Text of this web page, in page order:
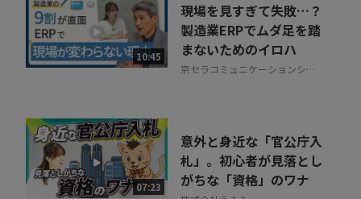
10:45
現場を見すぎて失敗…？
製造業ERPでムダ足を踏
まないためのイロハ
京セラコミュニケーションシス
07:23
意外と身近な「官公庁入
札」。初心者が見落とし
がちな「資格」のワナ